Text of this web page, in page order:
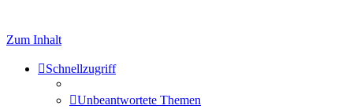
Zum Inhalt
Schnellzugriff
Unbeantwortete Themen